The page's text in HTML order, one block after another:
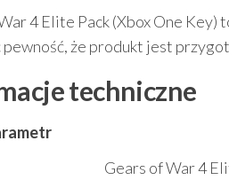
4 Elite Pack (Xbox One
pewność, że produkt jest
techniczne
Gears of War 4